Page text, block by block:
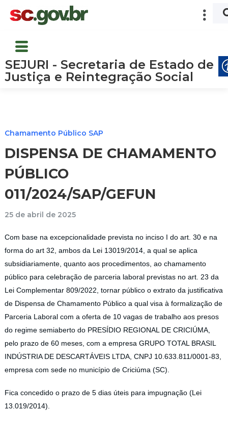
SEJURI - Secretaria de Estado de
Justiça e Reintegração Social
Chamamento Público SAP
DISPENSA DE CHAMAMENTO
PÚBLICO
011/2024/SAP/GEFUN
25 de abril de 2025
Com base na excepcionalidade prevista no inciso I do art. 30 e na
forma do art 32, ambos da Lei 13019/2014, a qual se aplica
subsidiariamente, quanto aos procedimentos, ao chamamento
público para celebração de parceria laboral previstas no art. 23 da
Lei Complementar 809/2022, tornar público o extrato da justificativa
de Dispensa de Chamamento Público a qual visa à formalização de
Parceria Laboral com a oferta de 10 vagas de trabalho aos presos
do regime semiaberto do PRESÍDIO REGIONAL DE CRICIÚMA,
pelo prazo de 60 meses, com a empresa GRUPO TOTAL BRASIL
INDÚSTRIA DE DESCARTÁVEIS LTDA, CNPJ 10.633.811/0001-83,
empresa com sede no município de Criciúma (SC).
Fica concedido o prazo de 5 dias úteis para impugnação (Lei
13.019/2014).